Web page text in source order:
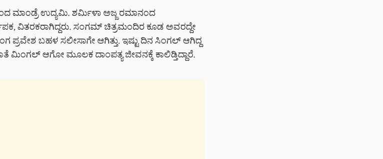
ಮಾಂಡ್ರೆ ಉದ್ಯಮಿ. ಶರ್ಮಿಳಾ ಅಜ್ಜ ರಮಾನಂದ
ವಿತರಕರಾಗಿದ್ದರು. ಸಂಗಮ್ ಚಿತ್ರಮಂದಿರ ಕೂಡ ಅವರದ್ದೇ
ಪ್ರವೇಶ ಬಹಳ ಸಲೀಸಾಗೇ ಆಗಿತ್ತು. ಇಷ್ಟು ದಿನ ಸಿಂಗಲ್ ಆಗಿದ್ದ
ಮಿಂಗಲ್ ಆಗೋ ಮೂಲಕ ದಾಂಪತ್ಯ ಜೀವನಕ್ಕೆ ಕಾಲಿಡ್ತಿದ್ದಾರೆ.